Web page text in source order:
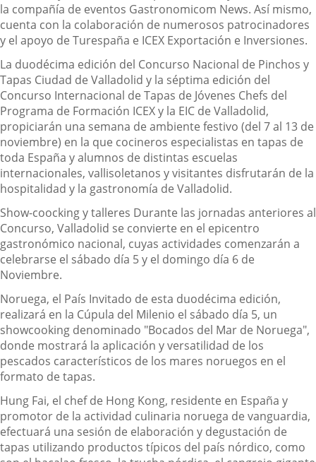
la compañía de eventos Gastronomicom News. Así mismo,
cuenta con la colaboración de numerosos patrocinadores
y el apoyo de Turespaña e ICEX Exportación e Inversiones.
La duodécima edición del Concurso Nacional de Pinchos y
Tapas Ciudad de Valladolid y la séptima edición del
Concurso Internacional de Tapas de Jóvenes Chefs del
Programa de Formación ICEX y la EIC de Valladolid,
propiciarán una semana de ambiente festivo (del 7 al 13 de
noviembre) en la que cocineros especialistas en tapas de
toda España y alumnos de distintas escuelas
internacionales, vallisoletanos y visitantes disfrutarán de la
hospitalidad y la gastronomía de Valladolid.
Show-coocking y talleres Durante las jornadas anteriores al
Concurso, Valladolid se convierte en el epicentro
gastronómico nacional, cuyas actividades comenzarán a
celebrarse el sábado día 5 y el domingo día 6 de
Noviembre.
Noruega, el País Invitado de esta duodécima edición,
realizará en la Cúpula del Milenio el sábado día 5, un
showcooking denominado "Bocados del Mar de Noruega",
donde mostrará la aplicación y versatilidad de los
pescados característicos de los mares noruegos en el
formato de tapas.
Hung Fai, el chef de Hong Kong, residente en España y
promotor de la actividad culinaria noruega de vanguardia,
efectuará una sesión de elaboración y degustación de
tapas utilizando productos típicos del país nórdico, como